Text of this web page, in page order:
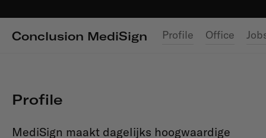
Conclusion MediSign Profile Office
Profile
MediSign maakt dagelijks hoogwaardige